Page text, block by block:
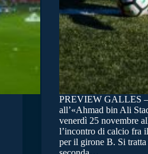
PREVIEW GALLES
all’«Ahmad bin Ali
venerdì 25 novembre
l’incontro di calcio fra
per il girone B. Si